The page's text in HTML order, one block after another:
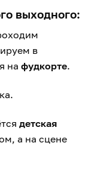
выходного:
в
на фудкорте.
детская
а на сцене